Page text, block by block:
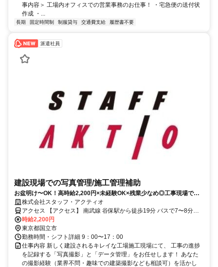
事内容＞ 工場内オフィスでの営業事務のお仕事！ ・宅急便の送付状
作成 ・...
長期 固定時間制 制服貸与 交通費支給 履歴書不要
派遣社員
建設現場での写真管理/施工管理補助
お盆明け〜OK！高時給2,200円×未経験OK×残業少なめ◎工事現場での
パシャリと写真撮影＋コツコツ簡単データ入力♪/Hsa0ﾔﾎ0-TY
株式会社スタッフ・アクティオ
アクセス 【アクセス】 南武線 谷保駅から徒歩19分 バスで7〜8分
時給2,200円
東京都国立市
勤務時間・シフト詳細 9：00〜17：00
仕事内容 新しく建設されるキレイな工場施工現場にて、 工事の進捗
を記録する「写真撮影」と「データ管理」をお任せします！ あなた
の撮影経験（業界不問・趣味での建築撮影なども相談可）を活かし